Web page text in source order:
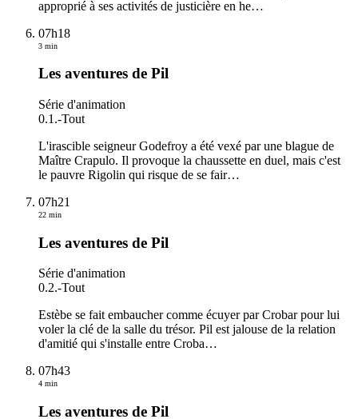
approprié à ses activités de justicière en he…
07h18
3 min
Les aventures de Pil
Série d'animation
0.1.-Tout
L'irascible seigneur Godefroy a été vexé par une blague de
Maître Crapulo. Il provoque la chaussette en duel, mais c'est
le pauvre Rigolin qui risque de se fair…
07h21
22 min
Les aventures de Pil
Série d'animation
0.2.-Tout
Estèbe se fait embaucher comme écuyer par Crobar pour lui
voler la clé de la salle du trésor. Pil est jalouse de la relation
d'amitié qui s'installe entre Croba…
07h43
4 min
Les aventures de Pil